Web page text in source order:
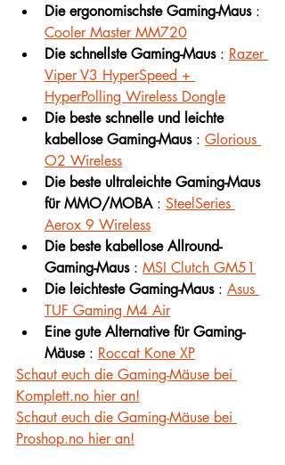
Die ergonomischste Gaming-Maus :
Cooler Master MM720
Die schnellste Gaming-Maus : Razer
Viper V3 HyperSpeed +
HyperPolling Wireless Dongle
Die beste schnelle und leichte
kabellose Gaming-Maus : Glorious
O2 Wireless
Die beste ultraleichte Gaming-Maus
für MMO/MOBA : SteelSeries
Aerox 9 Wireless
Die beste kabellose Allround-
Gaming-Maus : MSI Clutch GM51
Die leichteste Gaming-Maus : Asus
TUF Gaming M4 Air
Eine gute Alternative für Gaming-
Mäuse : Roccat Kone XP
Schaut euch die Gaming-Mäuse bei
Komplett.no hier an!
Schaut euch die Gaming-Mäuse bei
Proshop.no hier an!